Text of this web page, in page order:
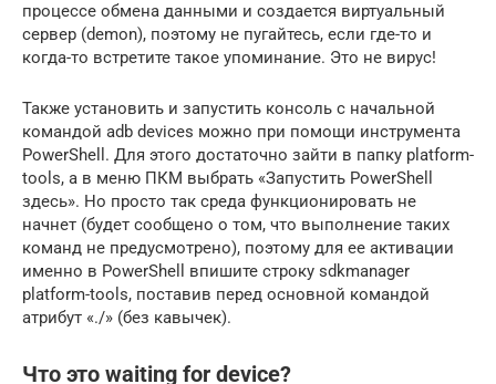
процессе обмена данными и создается виртуальный
сервер (demon), поэтому не пугайтесь, если где-то и
когда-то встретите такое упоминание. Это не вирус!
Также установить и запустить консоль с начальной
командой adb devices можно при помощи инструмента
PowerShell. Для этого достаточно зайти в папку platform-
tools, а в меню ПКМ выбрать «Запустить PowerShell
здесь». Но просто так среда функционировать не
начнет (будет сообщено о том, что выполнение таких
команд не предусмотрено), поэтому для ее активации
именно в PowerShell впишите строку sdkmanager
platform-tools, поставив перед основной командой
атрибут «./» (без кавычек).
Что это waiting for device?